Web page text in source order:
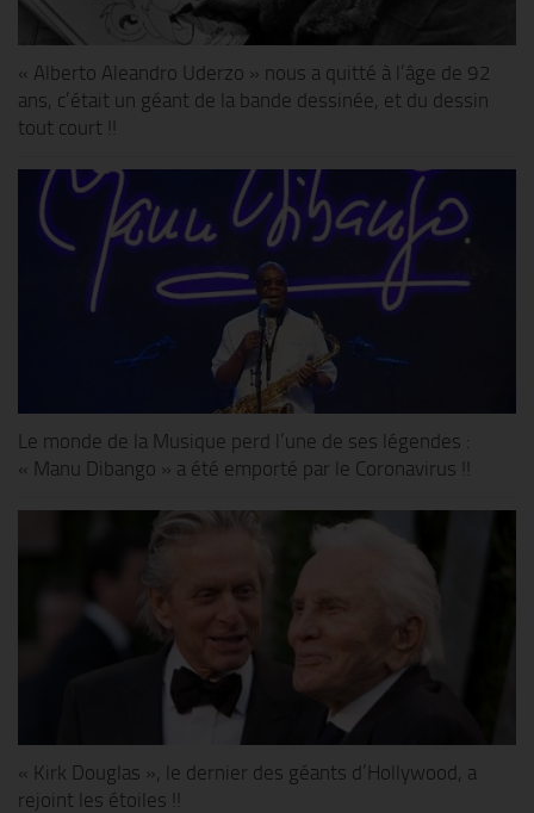
« Alberto Aleandro Uderzo » nous a quitté à l’âge de 92
ans, c’était un géant de la bande dessinée, et du dessin
tout court !!
Le monde de la Musique perd l’une de ses légendes :
« Manu Dibango » a été emporté par le Coronavirus !!
« Kirk Douglas », le dernier des géants d’Hollywood, a
rejoint les étoiles !!